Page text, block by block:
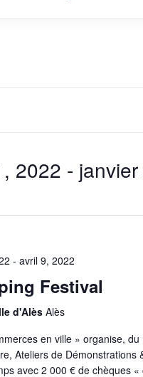
2022 -
- avril 9, 2022
Festival
d'Alès Alès
en ville » organise,
Ateliers de
avec 2 000 € de chèques